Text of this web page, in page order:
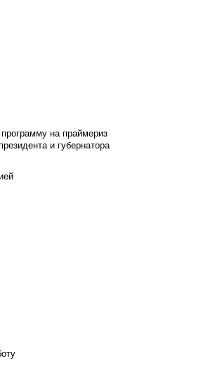
на праймериз
и губернатора